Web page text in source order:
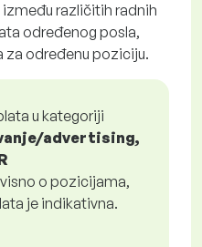
različitih radnih
određenog posla,
određenu poziciju.
u kategoriji
advertising,
o pozicijama,
je indikativna.